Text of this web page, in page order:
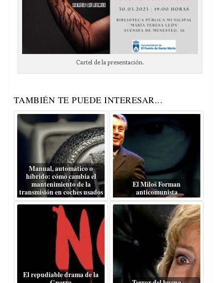
Cartel de la presentación.
TAMBIÉN TE PUEDE INTERESAR...
Manual, automático o
híbrido: cómo cambia el
mantenimiento de la
transmisión en coches usados
El Miloš Forman
anticomunista
El repudiable drama de la